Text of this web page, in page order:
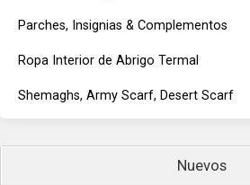
Parches, Insignias & Complementos
Ropa Interior de Abrigo Termal
Shemaghs, Army Scarf, Desert Scarf
Nuevos